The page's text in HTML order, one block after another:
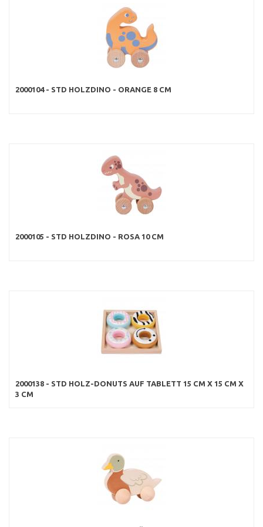
2000104 - STD HOLZDINO - ORANGE 8 CM
2000105 - STD HOLZDINO - ROSA 10 CM
2000138 - STD HOLZ-DONUTS AUF TABLETT 15 CM X 15 CM X
3 CM